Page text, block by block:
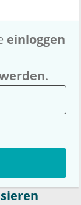
einloggen
.